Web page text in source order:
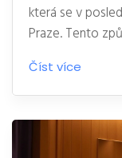
která se v
Praze. Tento
lávových
Článek se
zlepšit vaše
celkovou
Číst více